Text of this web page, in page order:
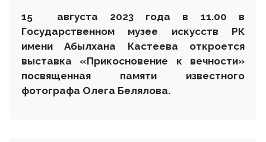
15 августа 2023 года в 11.00 в
Государственном музее искусств РК
имени Абылхана Кастеева откроется
выставка «Прикосновение к вечности»
посвященная памяти известного
фотографа Олега Белялова.